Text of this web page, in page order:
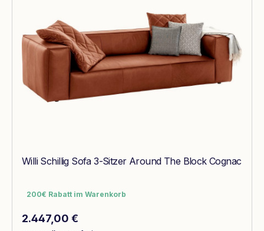
Willi Schillig Sofa 3-Sitzer Around The Block Cognac
200€ Rabatt im Warenkorb
200€ Rabatt im Warenkorb
Regulärer Preis:
2.447,00 €